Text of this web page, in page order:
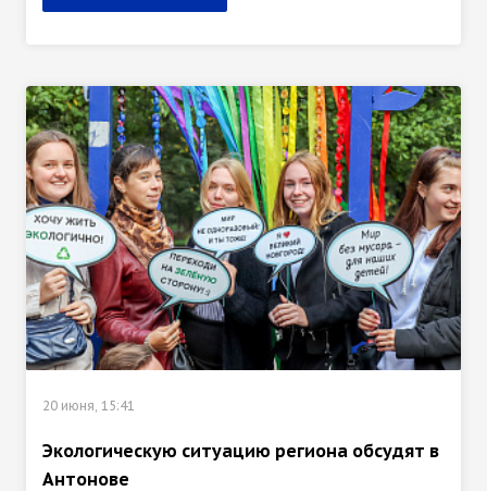
20 июня, 15:41
Экологическую ситуацию региона обсудят в
Антонове